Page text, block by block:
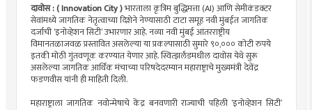
दावोस :( Innovation City )भारताला कृत्रिम बुद्धिमत्ता (AI) आणि सेमीकंडक्टर
सेवांमध्ये जागतिक नेतृत्वाच्या दिशेने नेण्यासाठी टाटा समूह नवी मुंबईत जागतिक
दर्जाची ‘इनोव्हेशन सिटी’ उभारणार आहे. नव्या नवी मुंबई आंतरराष्ट्रीय
विमानतळाजवळ प्रस्तावित असलेल्या या प्रकल्पासाठी सुमारे ९०,००० कोटी रुपये
इतकी मोठी गुंतवणूक करण्यात येणार आहे. स्वित्झर्लंडमधील दावोस येथे सुरू
असलेल्या जागतिक आर्थिक मंचाच्या परिषदेदरम्यान महाराष्ट्राचे मुख्यमंत्री देवेंद्र
फडणवीस यांनी ही माहिती दिली.
महाराष्ट्राला जागतिक नवोन्मेषाचे केंद्र बनवणारी राज्याची पहिली ‘इनोव्हेशन सिटी’